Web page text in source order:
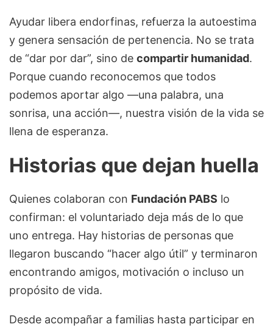
Ayudar libera endorfinas, refuerza la autoestima
y genera sensación de pertenencia. No se trata
de “dar por dar”, sino de compartir humanidad.
Porque cuando reconocemos que todos
podemos aportar algo —una palabra, una
sonrisa, una acción—, nuestra visión de la vida se
llena de esperanza.
Historias que dejan huella
Quienes colaboran con Fundación PABS lo
confirman: el voluntariado deja más de lo que
uno entrega. Hay historias de personas que
llegaron buscando “hacer algo útil” y terminaron
encontrando amigos, motivación o incluso un
propósito de vida.
Desde acompañar a familias hasta participar en